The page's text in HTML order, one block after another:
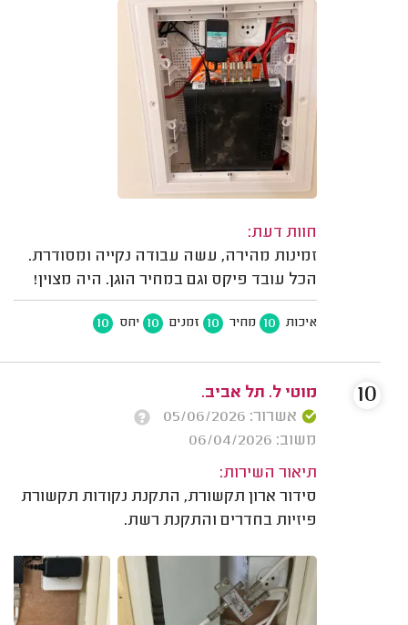
חוות דעת:
זמינות מהירה, עשה עבודה נקייה ומסודרת.
הכל עובד פיקס וגם במחיר הוגן. היה מצוין!
איכות 10 מחיר 10 זמנים 10 יחס 10
מוטי ל. תל אביב.
אשרור: 05/06/2026
משוב: 06/04/2026
תיאור השירות:
סידור ארון תקשורת, התקנת נקודות תקשורת
פיזיות בחדרים והתקנת רשת.
10